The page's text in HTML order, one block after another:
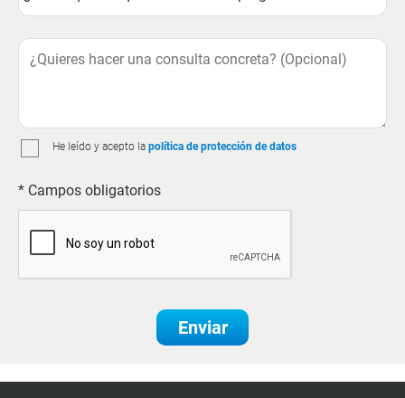
He leído y acepto la política de protección de datos
* Campos obligatorios
Enviar